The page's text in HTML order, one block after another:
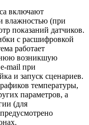
включают
влажностью (при
показаний датчиков.
с расшифровкой
работает
возникшую
mail при
и запуск сценариев.
температуры,
параметров, а
(для